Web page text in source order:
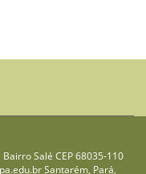
Salé CEP 68035-110
Santarém, Pará,